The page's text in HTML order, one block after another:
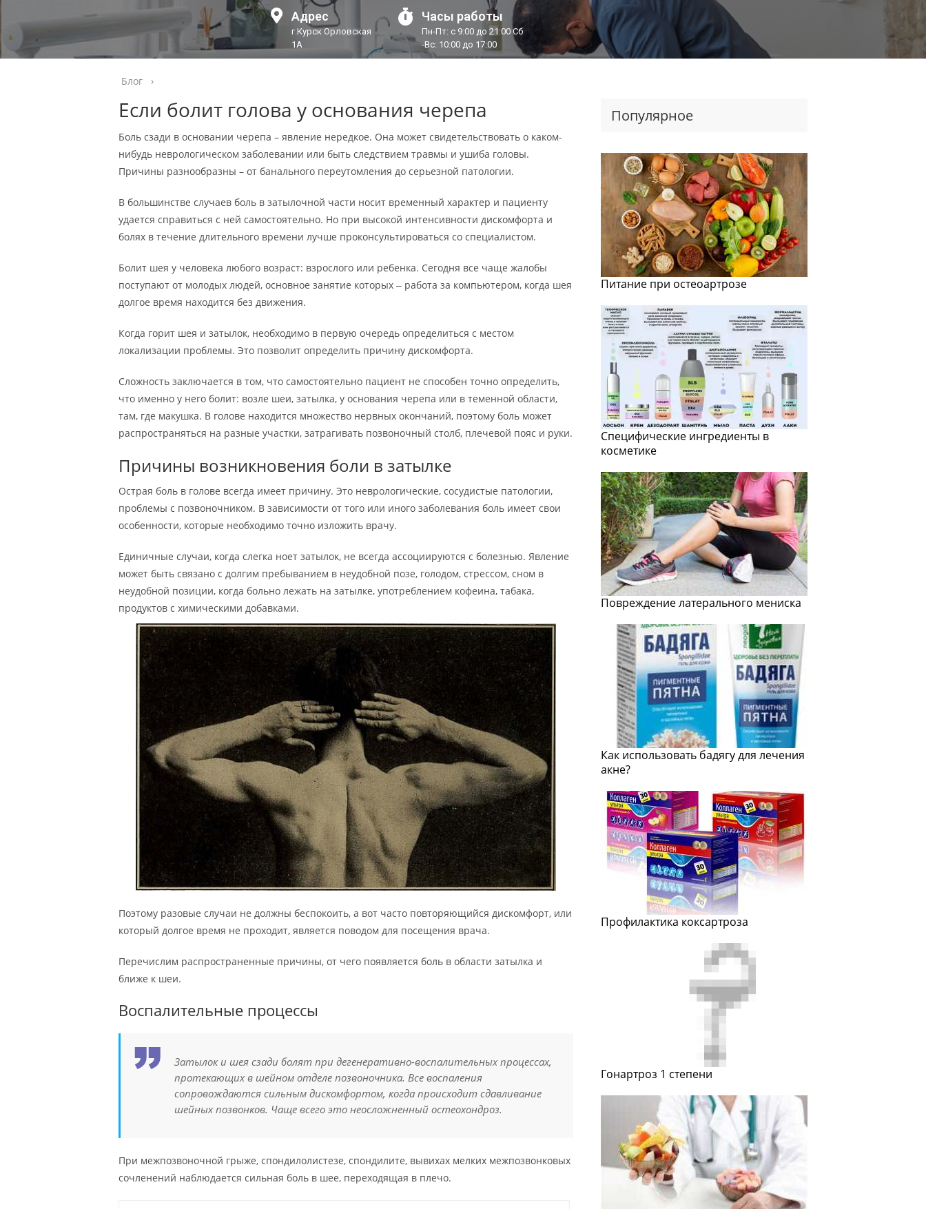
Адрес
г.Курск Орловская
1А
Часы работы
Пн-Пт: с 9:00 до 21:00 Сб
-Вс: 10:00 до 17:00
Блог ›
Если болит голова у основания черепа
Боль сзади в основании черепа – явление нередкое. Она может свидетельствовать о каком-
нибудь неврологическом заболевании или быть следствием травмы и ушиба головы.
Причины разнообразны – от банального переутомления до серьезной патологии.
В большинстве случаев боль в затылочной части носит временный характер и пациенту
удается справиться с ней самостоятельно. Но при высокой интенсивности дискомфорта и
болях в течение длительного времени лучше проконсультироваться со специалистом.
Болит шея у человека любого возраст: взрослого или ребенка. Сегодня все чаще жалобы
поступают от молодых людей, основное занятие которых ‒ работа за компьютером, когда шея
долгое время находится без движения.
Когда горит шея и затылок, необходимо в первую очередь определиться с местом
локализации проблемы. Это позволит определить причину дискомфорта.
Сложность заключается в том, что самостоятельно пациент не способен точно определить,
что именно у него болит: возле шеи, затылка, у основания черепа или в теменной области,
там, где макушка. В голове находится множество нервных окончаний, поэтому боль может
распространяться на разные участки, затрагивать позвоночный столб, плечевой пояс и руки.
Причины возникновения боли в затылке
Острая боль в голове всегда имеет причину. Это неврологические, сосудистые патологии,
проблемы с позвоночником. В зависимости от того или иного заболевания боль имеет свои
особенности, которые необходимо точно изложить врачу.
Единичные случаи, когда слегка ноет затылок, не всегда ассоциируются с болезнью. Явление
может быть связано с долгим пребыванием в неудобной позе, голодом, стрессом, сном в
неудобной позиции, когда больно лежать на затылке, употреблением кофеина, табака,
продуктов с химическими добавками.
Поэтому разовые случаи не должны беспокоить, а вот часто повторяющийся дискомфорт, или
который долгое время не проходит, является поводом для посещения врача.
Перечислим распространенные причины, от чего появляется боль в области затылка и
ближе к шеи.
Воспалительные процессы
Затылок и шея сзади болят при дегенеративно-воспалительных процессах,
протекающих в шейном отделе позвоночника. Все воспаления
сопровождаются сильным дискомфортом, когда происходит сдавливание
шейных позвонков. Чаще всего это неосложненный остеохондроз.
При межпозвоночной грыже, спондилолистезе, спондилите, вывихах мелких межпозвонковых
сочленений наблюдается сильная боль в шее, переходящая в плечо.
Популярное
Питание при остеоартрозе
Специфические ингредиенты в
косметике
Повреждение латерального мениска
Как использовать бадягу для лечения
акне?
Профилактика коксартроза
Гонартроз 1 степени